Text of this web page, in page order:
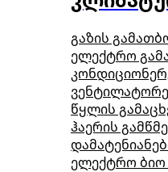
გაზის
ელექტრო
წყლის
ჰაერის
ელექტრო ბიო